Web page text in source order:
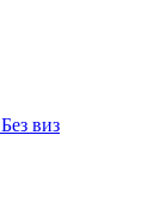
Без виз